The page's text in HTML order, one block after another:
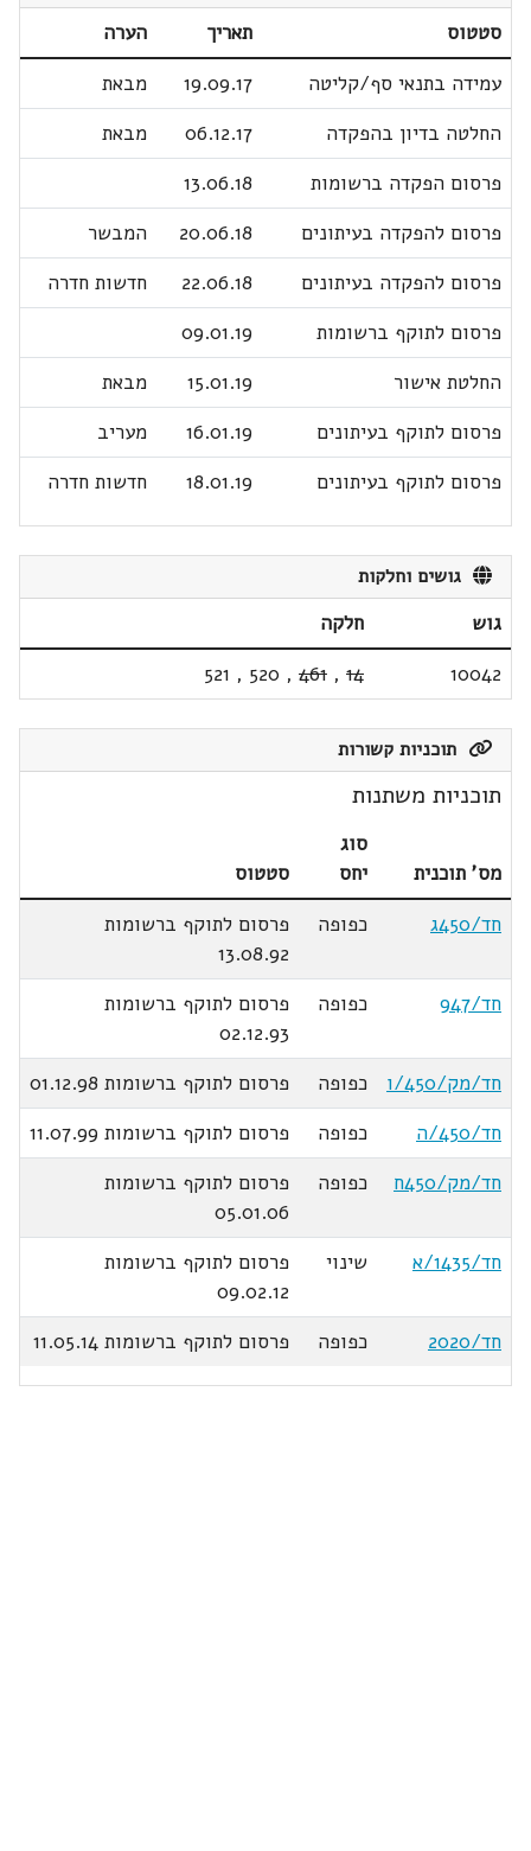
סטטוס תאריך
הערה
עמידה בתנאי סף/קליטה
19.09.17
מבאת
החלטה בדיון בהפקדה
06.12.17
מבאת
פרסום הפקדה ברשומות
13.06.18
פרסום להפקדה בעיתונים
20.06.18
המבשר
פרסום להפקדה בעיתונים
22.06.18
חדשות חדרה
פרסום לתוקף ברשומות
09.01.19
החלטת אישור
15.01.19
מבאת
פרסום לתוקף בעיתונים
16.01.19
מעריב
פרסום לתוקף בעיתונים
18.01.19 חדשות חדרה
גושים וחלקות
גוש
חלקה
10042
14
,
461
,
520
,
521
תוכניות קשורות
תוכניות משתנות
מס' תוכנית
סוג
יחס
סטטוס
חד/450ג
כפופה
פרסום לתוקף ברשומות
13.08.92
חד/947
כפופה
פרסום לתוקף ברשומות
02.12.93
חד/מק/450/ו
כפופה
פרסום לתוקף ברשומות 01.12.98
חד/450/ה
כפופה
פרסום לתוקף ברשומות 11.07.99
חד/מק/450ח
כפופה
פרסום לתוקף ברשומות
05.01.06
חד/1435/א
שינוי
פרסום לתוקף ברשומות
09.02.12
חד/2020
כפופה פרסום לתוקף ברשומות 11.05.14